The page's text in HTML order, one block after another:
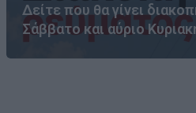
Δείτε που θα γίνει
Σάββατο και αύριο